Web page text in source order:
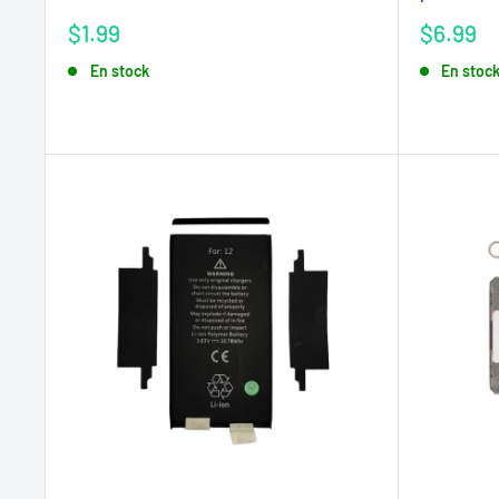
Prix
$1.99
En stock
Prix
$6.99
En stock